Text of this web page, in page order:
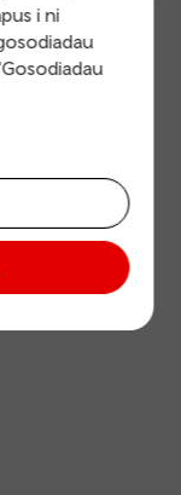
i ni
Cuddio
manylion